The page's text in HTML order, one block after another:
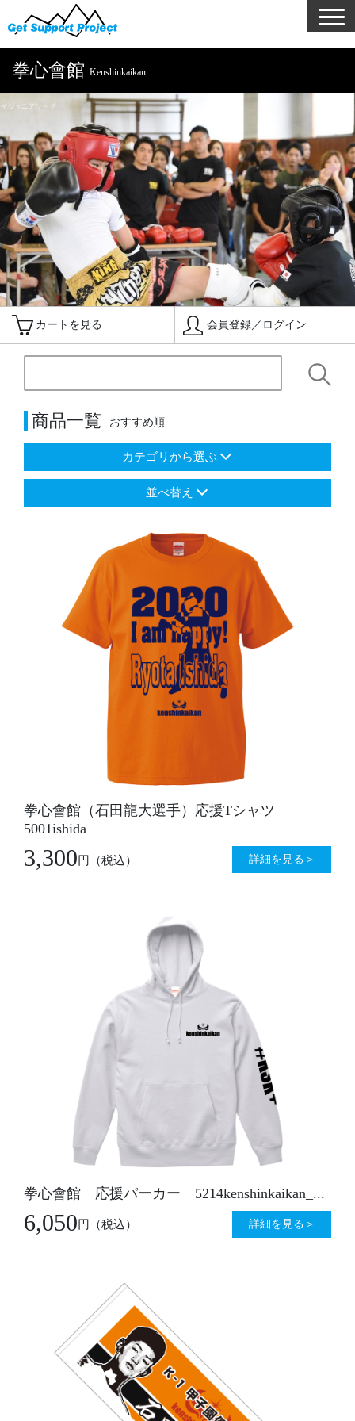
拳心會館 Kenshinkaikan
カートを見る 会員登録／ログイン
商品一覧 おすすめ順
カテゴリから選ぶ
並べ替え
拳心會館（石田龍大選手）応援Tシャツ
5001ishida
3,300円 （税込） 詳細を見る＞
拳心會館 応援パーカー 5214kenshinkaikan_...
6,050円 （税込） 詳細を見る＞